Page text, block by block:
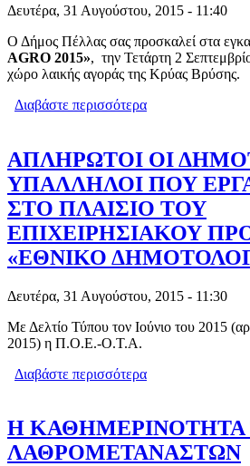
Δευτέρα, 31 Αυγούστου, 2015 - 11:40
Ο Δήμος Πέλλας σας προσκαλεί στα
AGRO 2015», την Τετάρτη 2
χώρο λαικής αγοράς της Κρύας Βρύσης.
Διαβάστε περισσότερα
ΑΠΛΗΡΩΤΟΙ ΟΙ
ΥΠΑΛΛΗΛΟΙ ΠΟΥ
ΣΤΟ ΠΛΑΙΣΙΟ ΤΟΥ
ΕΠΙΧΕΙΡΗΣΙΑΚΟΥ
«ΕΘΝΙΚΟ
Δευτέρα, 31 Αυγούστου, 2015 - 11:30
Με Δελτίο Τύπου τον Ιούνιο του 2015
2015) η Π.Ο.Ε.-Ο.Τ.Α.
Διαβάστε περισσότερα
Η ΚΑΘΗΜΕΡΙΝΟΤΗΤΑ
ΛΑΘΡΟΜΕΤΑΝΑΣΤΩΝ